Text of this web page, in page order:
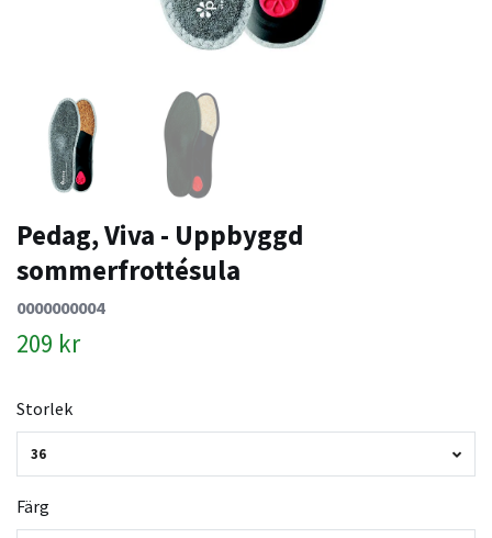
Pedag, Viva - Uppbyggd
sommerfrottésula
0000000004
209 kr
Storlek
36
Färg